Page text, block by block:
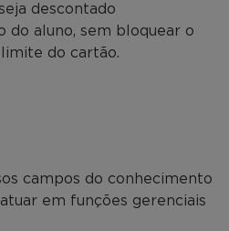
descontado
do aluno, sem bloquear o
do cartão.
campos do conhecimento
em funções gerenciais